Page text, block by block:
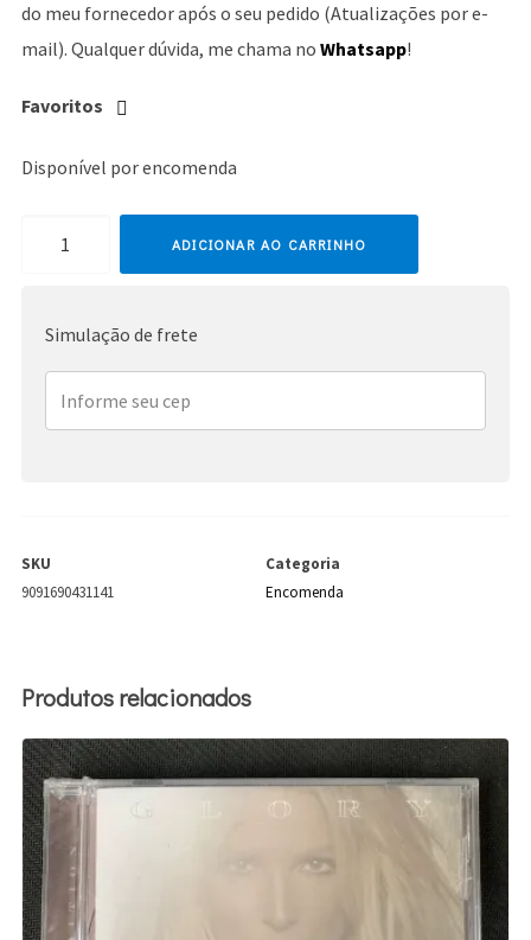
do meu fornecedor após o seu pedido (Atualizações por e-
mail). Qualquer dúvida, me chama no Whatsapp!
Favoritos
Disponível por encomenda
ADICIONAR AO CARRINHO
Simulação de frete
SKU
9091690431141
Categoria
Encomenda
Produtos relacionados